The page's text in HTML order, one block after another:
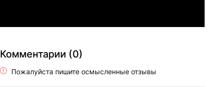
Комментарии (0)
Пожалуйста пишите осмысленные отзывы